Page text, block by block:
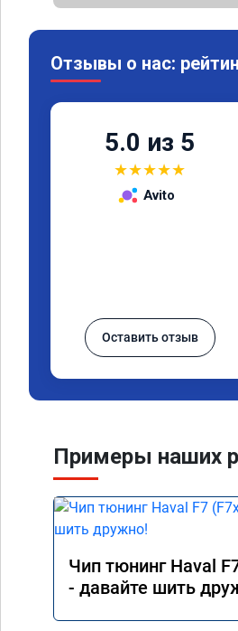
Отзывы о нас:
5.0 из 5
★★★★★
Avito
Оставить отзыв
Примеры наших
Чип тюнинг Haval
- давайте шить